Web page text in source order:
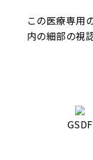
この医療専用
内の細部の視
GSDF